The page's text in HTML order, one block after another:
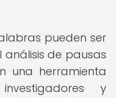
pueden ser
de pausas
una herramienta
y